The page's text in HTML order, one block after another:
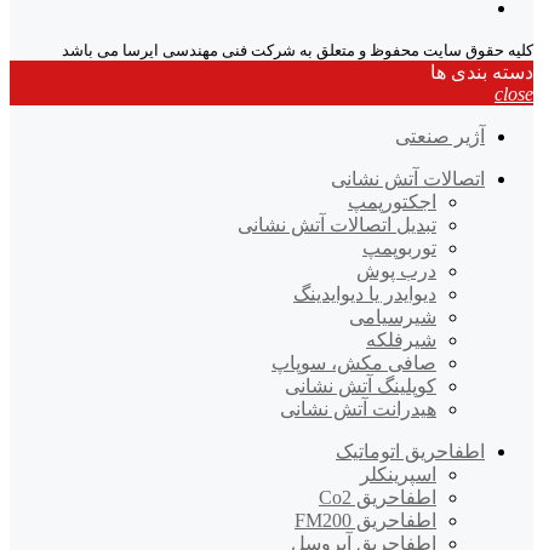
کلیه حقوق سایت محفوظ و متعلق به شرکت فنی مهندسی ایرسا می باشد
دسته بندی ها
close
آژیر صنعتی
اتصالات آتش نشانی
اجکتورپمپ
تبدیل اتصالات آتش نشانی
توربوپمپ
درب پوش
دیوایدر یا دیوایدینگ
شیرسیامی
شیرفلکه
صافی مکش، سوپاپ
کوپلینگ آتش نشانی
هیدرانت آتش نشانی
اطفاحریق اتوماتیک
اسپرینکلر
اطفاحریق Co2
اطفاحریق FM200
اطفاحریق آیروسل